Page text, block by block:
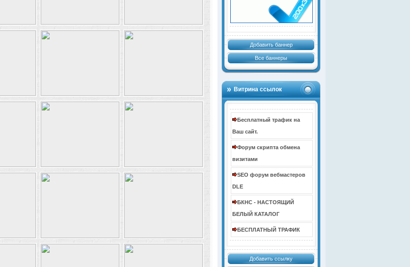
Добавить баннер
Все баннеры
Витрина ссылок
Бесплатный трафик на
Ваш сайт.
Форум скрипта обмена
визитами
SEO форум вебмастеров
DLE
БКНС - НАСТОЯЩИЙ
БЕЛЫЙ КАТАЛОГ
БЕСПЛАТНЫЙ ТРАФИК
Добавить ссылку